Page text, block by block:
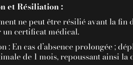
et Résiliation :
ne peut être résilié avant la
certificat médical.
: En cas d’absence prolongée ;
de 1 mois, repoussant ainsi